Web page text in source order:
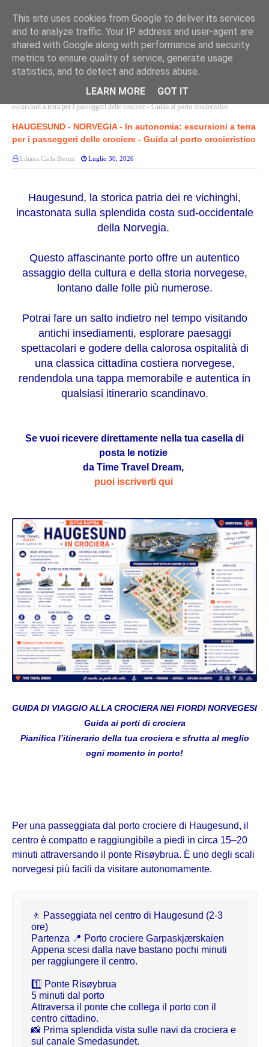
escursioni a terra per i passeggeri delle crociere - Guida al porto crocieristico
HAUGESUND - NORVEGIA - In autonomia: escursioni a terra
per i passeggeri delle crociere - Guida al porto crocieristico
Liliana Carla Bettini Luglio 30, 2026
Haugesund, la storica patria dei re vichinghi,
incastonata sulla splendida costa sud-occidentale
della Norvegia.
Questo affascinante porto offre un autentico
assaggio della cultura e della storia norvegese,
lontano dalle folle più numerose.
Potrai fare un salto indietro nel tempo visitando
antichi insediamenti, esplorare paesaggi
spettacolari e godere della calorosa ospitalità di
una classica cittadina costiera norvegese,
rendendola una tappa memorabile e autentica in
qualsiasi itinerario scandinavo.
Se vuoi ricevere direttamente nella tua casella di
posta le notizie
da Time Travel Dream,
puoi iscriverti qui
GUIDA DI VIAGGIO ALLA CROCIERA NEI FIORDI NORVEGESI
Guida ai porti di crociera
Pianifica l’itinerario della tua crociera e sfrutta al meglio
ogni momento in porto!
Per una passeggiata dal porto crociere di Haugesund, il
centro è compatto e raggiungibile a piedi in circa 15–20
minuti attraversando il ponte Risøybrua. È uno degli scali
norvegesi più facili da visitare autonomamente.
🚶 Passeggiata nel centro di Haugesund (2-3
ore)
Partenza 📍 Porto crociere Garpaskjærskaien
Appena scesi dalla nave bastano pochi minuti
per raggiungere il centro.
1️⃣ Ponte Risøybrua
5 minuti dal porto
Attraversa il ponte che collega il porto con il
centro cittadino.
📸 Prima splendida vista sulle navi da crociera e
sul canale Smedasundet.
This site uses cookies from Google to deliver its services
and to analyze traffic. Your IP address and user-agent are
shared with Google along with performance and security
metrics to ensure quality of service, generate usage
statistics, and to detect and address abuse.
LEARN MORE
GOT IT